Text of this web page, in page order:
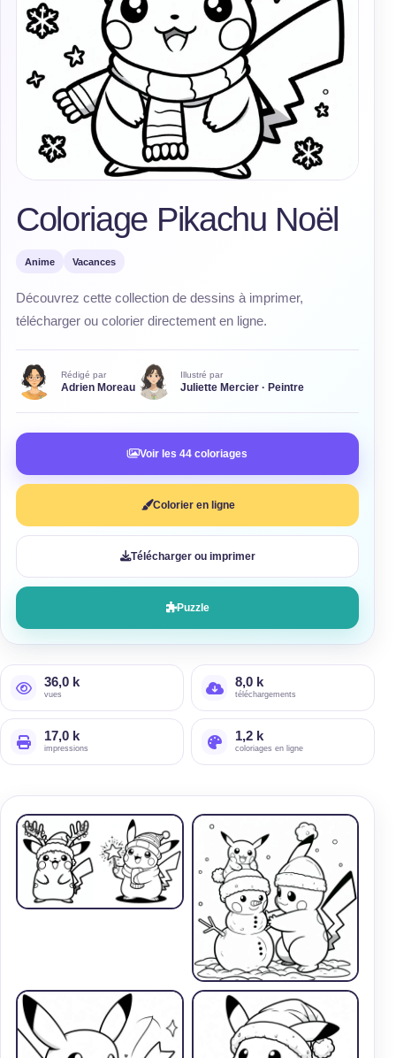
Coloriage Pikachu Noël
Anime Vacances
Découvrez cette collection de dessins à imprimer,
télécharger ou colorier directement en ligne.
Rédigé par
Adrien Moreau
Illustré par
Juliette Mercier · Peintre
Voir les 44 coloriages
Colorier en ligne
Télécharger ou imprimer
Puzzle
36,0 k
vues
8,0 k
téléchargements
17,0 k
impressions
1,2 k
coloriages en ligne